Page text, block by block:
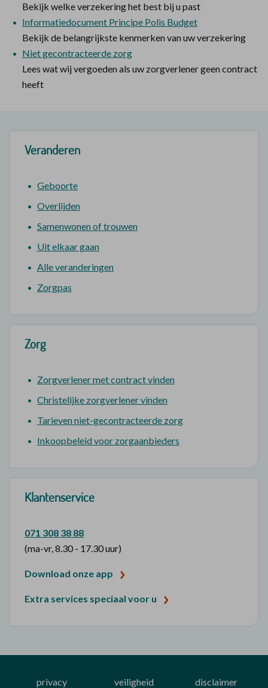
Bekijk welke verzekering het best bij u past
Informatiedocument Principe Polis Budget
Bekijk de belangrijkste kenmerken van uw verzekering
Niet gecontracteerde zorg
Lees wat wij vergoeden als uw zorgverlener geen contract
heeft
Veranderen
Geboorte
Overlijden
Samenwonen of trouwen
Uit elkaar gaan
Alle veranderingen
Zorgpas
Zorg
Zorgverlener met contract vinden
Christelijke zorgverlener vinden
Tarieven niet-gecontracteerde zorg
Inkoopbeleid voor zorgaanbieders
Klantenservice
071 308 38 88
(ma-vr, 8.30 - 17.30 uur)
Download onze app
Extra services speciaal voor u
privacy veiligheid disclaimer